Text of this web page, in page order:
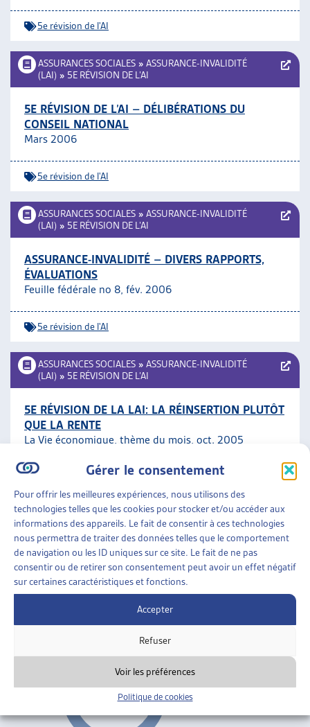
Gérer le consentement
Pour offrir les meilleures expériences, nous utilisons des
technologies telles que les cookies pour stocker et/ou accéder aux
informations des appareils. Le fait de consentir à ces technologies
nous permettra de traiter des données telles que le comportement
de navigation ou les ID uniques sur ce site. Le fait de ne pas
consentir ou de retirer son consentement peut avoir un effet négatif
sur certaines caractéristiques et fonctions.
Accepter
Refuser
Voir les préférences
Politique de cookies
5e révision de l'AI
ASSURANCES SOCIALES » ASSURANCE-INVALIDITÉ
(LAI) » 5E RÉVISION DE L’AI
5E RÉVISION DE L’AI – DÉLIBÉRATIONS DU
CONSEIL NATIONAL
Mars 2006
5e révision de l'AI
ASSURANCES SOCIALES » ASSURANCE-INVALIDITÉ
(LAI) » 5E RÉVISION DE L’AI
ASSURANCE-INVALIDITÉ – DIVERS RAPPORTS,
ÉVALUATIONS
Feuille fédérale no 8, fév. 2006
5e révision de l'AI
ASSURANCES SOCIALES » ASSURANCE-INVALIDITÉ
(LAI) » 5E RÉVISION DE L’AI
5E RÉVISION DE LA LAI: LA RÉINSERTION PLUTÔT
QUE LA RENTE
La Vie économique, thème du mois, oct. 2005
5e révision de l'AI
ASSURANCES SOCIALES»ASSURANCE-INVALIDITÉ
(LAI)»5E RÉVISION DE L’AI
PERSPECTIVES DE L’ASSURANCE-INVALIDITÉ ET
PÉRÉQUATION
Josée Martin, dossier du mois, juil. 2004
5e révision de l'AI,Transferts de charges ARTIAS